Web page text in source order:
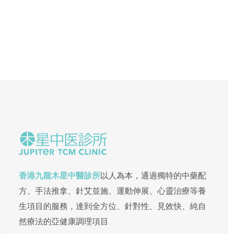
香港九龍木星中醫診所以人為本，通過獨特的中藥配
方、手法推拿、針艾並施、運動伸展、心靈治療等養
生項目的服務，達到全方位、針對性、見效快、純自
然療法的亞健康調理項目